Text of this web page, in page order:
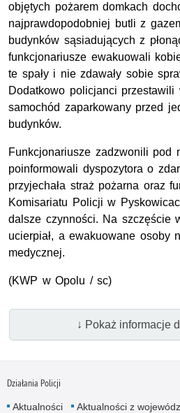
objętych pożarem domkach
najprawdopodobniej butli z
budynków sąsiadujących z
funkcjonariusze ewakuowali
te spały i nie zdawały sobie
Dodatkowo policjanci
samochód zaparkowany przed
budynków.
Funkcjonariusze zadzwonili pod
poinformowali dyspozytora o
przyjechała straż pożarna oraz
Komisariatu Policji w
dalsze czynności. Na szczęście
ucierpiał, a ewakuowane osoby
medycznej.
(KWP w Opolu / sc)
↓ Pokaż informacje
Działania Policji
Aktualności Aktualności z